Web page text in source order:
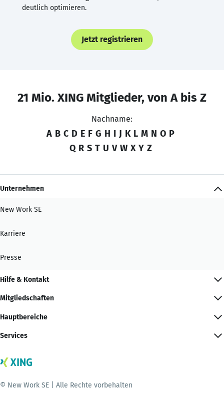
deutlich optimieren.
Jetzt registrieren
21 Mio. XING Mitglieder, von A bis Z
Nachname:
A B C D E F G H I J K L M N O P
Q R S T U V W X Y Z
Unternehmen
New Work SE
Karriere
Presse
Hilfe & Kontakt
Mitgliedschaften
Hauptbereiche
Services
© New Work SE | Alle Rechte vorbehalten